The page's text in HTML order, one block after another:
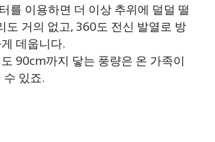
를 이용하면 더 이상 추위에 덜덜 떨
도 거의 없고, 360도 전신 발열로 방
데웁니다.
90cm까지 닿는 풍량은 온 가족이
수 있죠.